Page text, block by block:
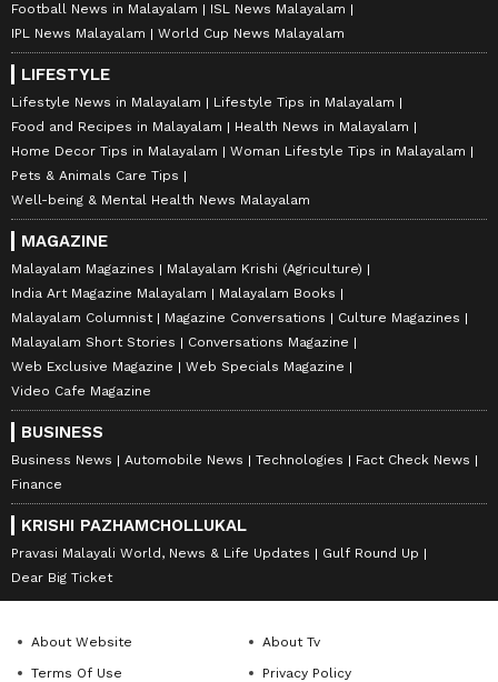
Football News in Malayalam
ISL News Malayalam
IPL News Malayalam
World Cup News Malayalam
LIFESTYLE
Lifestyle News in Malayalam
Lifestyle Tips in Malayalam
Food and Recipes in Malayalam
Health News in Malayalam
Home Decor Tips in Malayalam
Woman Lifestyle Tips in Malayalam
Pets & Animals Care Tips
Well-being & Mental Health News Malayalam
MAGAZINE
Malayalam Magazines
Malayalam Krishi (Agriculture)
India Art Magazine Malayalam
Malayalam Books
Malayalam Columnist
Magazine Conversations
Culture Magazines
Malayalam Short Stories
Conversations Magazine
Web Exclusive Magazine
Web Specials Magazine
Video Cafe Magazine
BUSINESS
Business News Automobile News Technologies
Fact Check News
Finance
KRISHI PAZHAMCHOLLUKAL
Pravasi Malayali World, News & Life Updates
Gulf Round Up
Dear Big Ticket
About Website
About Tv
Terms Of Use
Privacy Policy